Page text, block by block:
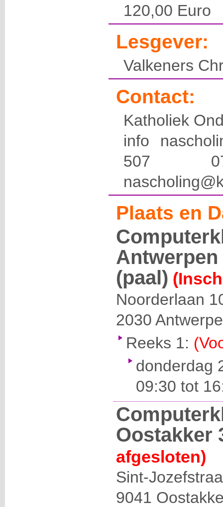
120,00 Euro
Lesgever:
Valkeners
Contact:
Katholiek
info
507
Plaats en
(paal)
Noorderlaan
2030
Reeks 1:
donderdag
09:30 tot
Oostakker
afgesloten)
Sint-
9041